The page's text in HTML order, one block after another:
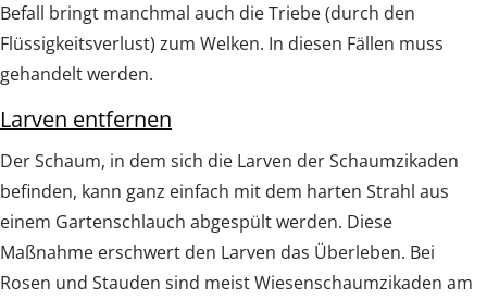
Befall bringt manchmal auch die Triebe (durch den
Flüssigkeitsverlust) zum Welken. In diesen Fällen muss
gehandelt werden.
Larven entfernen
Der Schaum, in dem sich die Larven der Schaumzikaden
befinden, kann ganz einfach mit dem harten Strahl aus
einem Gartenschlauch abgespült werden. Diese
Maßnahme erschwert den Larven das Überleben. Bei
Rosen und Stauden sind meist Wiesenschaumzikaden am